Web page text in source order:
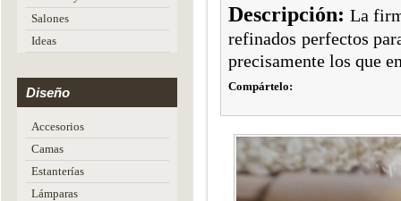
Salones
Ideas
Diseño
Accesorios
Camas
Estanterías
Lámparas
Descripción: La
refinados perfectos
precisamente los que
Compártelo: